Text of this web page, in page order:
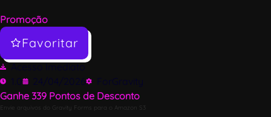
Promoção
Favoritar
Acesso Imediato
1.0
24/04/2026
ForGravity
Ganhe 339 Pontos de Desconto
Envie arquivos do Gravity Forms para o Amazon S3